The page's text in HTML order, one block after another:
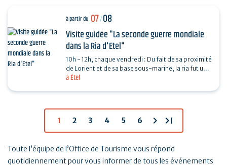
à Étel
à partir du 07/08
Visite guidée "La seconde guerre mondiale
dans la Ria d'Etel"
10h - 12h, chaque vendredi : Du fait de sa proximité
de Lorient et de sa base sous-marine, la ria fut un
enjeu important de la seconde guerre mondiale.…
1 2 3 4 5 6 chevron_right last_page
Toute l’équipe de l’Office de Tourisme vous répond
quotidiennement pour vous informer de tous les événements